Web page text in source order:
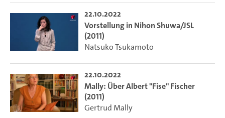
22.10.2022
Vorstellung in Nihon Shuwa/JSL
(2011)
Natsuko Tsukamoto
22.10.2022
Mally: Über Albert "Fise" Fischer
(2011)
Gertrud Mally